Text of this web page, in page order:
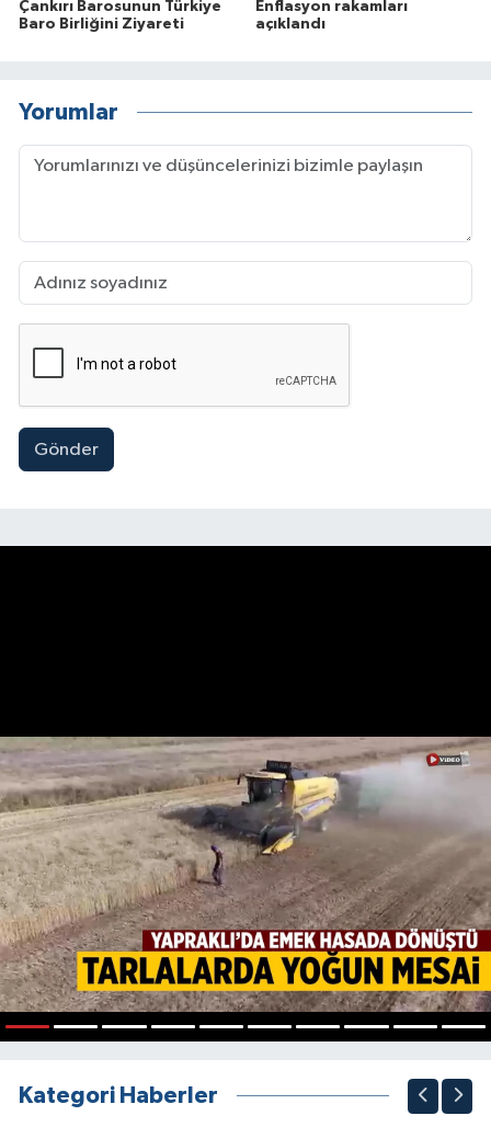
Çankırı Barosunun Türkiye
Baro Birliğini Ziyareti
Enflasyon rakamları
açıklandı
Yorumlar
Gönder
Kategori Haberler